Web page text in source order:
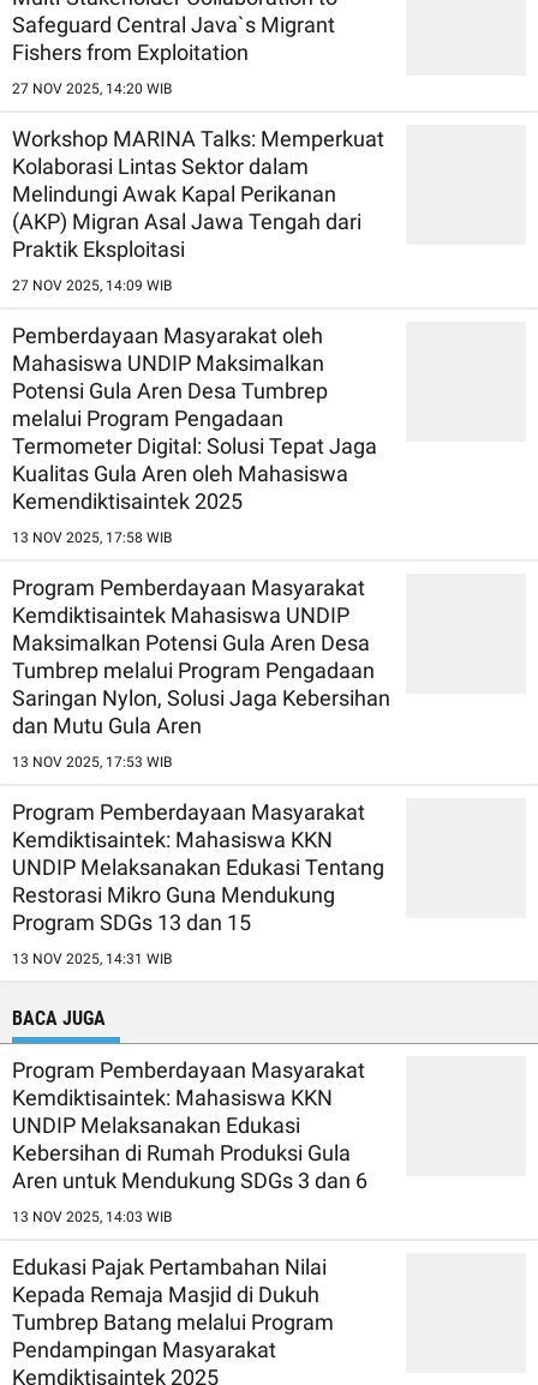
Safeguard Central Java`s Migrant
Fishers from Exploitation
27 NOV 2025, 14:20 WIB
Workshop MARINA Talks: Memperkuat
Kolaborasi Lintas Sektor dalam
Melindungi Awak Kapal Perikanan
(AKP) Migran Asal Jawa Tengah dari
Praktik Eksploitasi
27 NOV 2025, 14:09 WIB
Pemberdayaan Masyarakat oleh
Mahasiswa UNDIP Maksimalkan
Potensi Gula Aren Desa Tumbrep
melalui Program Pengadaan
Termometer Digital: Solusi Tepat Jaga
Kualitas Gula Aren oleh Mahasiswa
Kemendiktisaintek 2025
13 NOV 2025, 17:58 WIB
Program Pemberdayaan Masyarakat
Kemdiktisaintek Mahasiswa UNDIP
Maksimalkan Potensi Gula Aren Desa
Tumbrep melalui Program Pengadaan
Saringan Nylon, Solusi Jaga Kebersihan
dan Mutu Gula Aren
13 NOV 2025, 17:53 WIB
Program Pemberdayaan Masyarakat
Kemdiktisaintek: Mahasiswa KKN
UNDIP Melaksanakan Edukasi Tentang
Restorasi Mikro Guna Mendukung
Program SDGs 13 dan 15
13 NOV 2025, 14:31 WIB
BACA JUGA
Program Pemberdayaan Masyarakat
Kemdiktisaintek: Mahasiswa KKN
UNDIP Melaksanakan Edukasi
Kebersihan di Rumah Produksi Gula
Aren untuk Mendukung SDGs 3 dan 6
13 NOV 2025, 14:03 WIB
Edukasi Pajak Pertambahan Nilai
Kepada Remaja Masjid di Dukuh
Tumbrep Batang melalui Program
Pendampingan Masyarakat
Kemdiktisaintek 2025